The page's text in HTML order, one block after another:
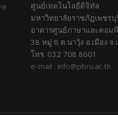
ศูนย์เทคโนโลยีดิจิทัล
มหาวิทยาลัยราชภัฏเพชรบุ
อาคารศูนย์ภาษาและคอม
38 หมู่ 8 ต.นาวุ้ง อ.เมือง จ
โทร. 032 708 8601
e-mail : info@pbru.ac.th